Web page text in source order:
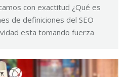
con exactitud ¿Qué es
de definiciones del SEO
esta tomando fuerza